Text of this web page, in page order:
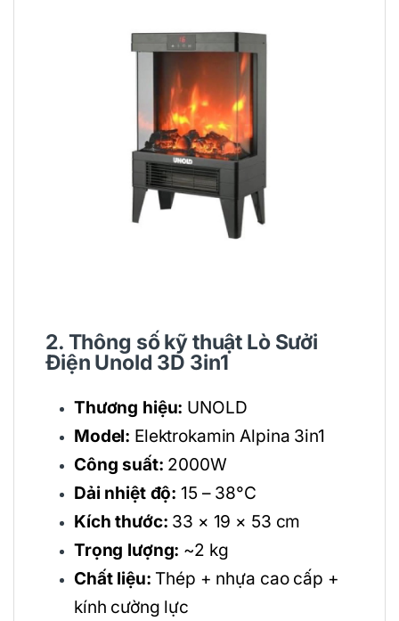
2. Thông số kỹ thuật Lò Sưởi
Điện Unold 3D 3in1
Thương hiệu: UNOLD
Model: Elektrokamin Alpina 3in1
Công suất: 2000W
Dải nhiệt độ: 15 – 38°C
Kích thước: 33 × 19 × 53 cm
Trọng lượng: ~2 kg
Chất liệu: Thép + nhựa cao cấp +
kính cường lực